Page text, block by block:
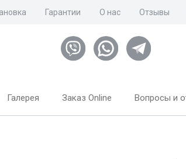
Гарантии О нас Отзывы
Галерея Заказ Online Вопросы и